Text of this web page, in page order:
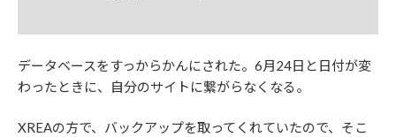
データベースをすっからかんにされた。6月24日と日付が変
わったときに、自分のサイトに繋がらなくなる。
XREAの方で、バックアップを取ってくれていたので、そこ